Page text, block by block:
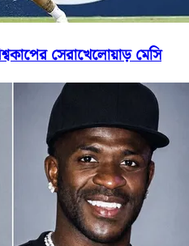
সেরাখেলোয়াড় মেসি